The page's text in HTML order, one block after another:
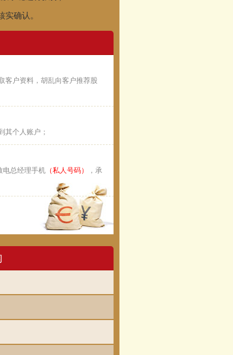
实确认。
客户资料，胡乱向客户推荐股
其个人账户；
电总经理手机 （私人号码）
，承